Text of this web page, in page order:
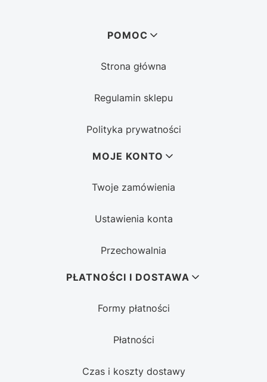
POMOC
Strona główna
Regulamin sklepu
Polityka prywatności
MOJE KONTO
Twoje zamówienia
Ustawienia konta
Przechowalnia
PŁATNOŚCI I DOSTAWA
Formy płatności
Płatności
Czas i koszty dostawy